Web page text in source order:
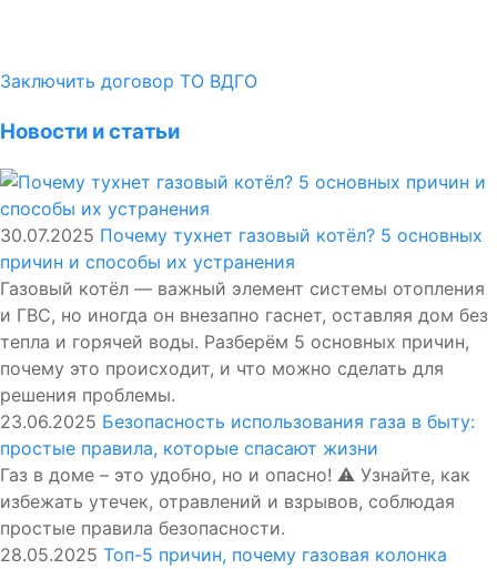
Заключить договор ТО ВДГО
Новости и статьи
30.07.2025 Почему тухнет газовый котёл? 5 основных
причин и способы их устранения
Газовый котёл — важный элемент системы отопления
и ГВС, но иногда он внезапно гаснет, оставляя дом без
тепла и горячей воды. Разберём 5 основных причин,
почему это происходит, и что можно сделать для
решения проблемы.
23.06.2025 Безопасность использования газа в быту:
простые правила, которые спасают жизни
Газ в доме – это удобно, но и опасно! ⚠️ Узнайте, как
избежать утечек, отравлений и взрывов, соблюдая
простые правила безопасности.
28.05.2025 Топ-5 причин, почему газовая колонка